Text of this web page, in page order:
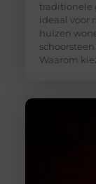
traditionele
ideaal voor
huizen
Waarom